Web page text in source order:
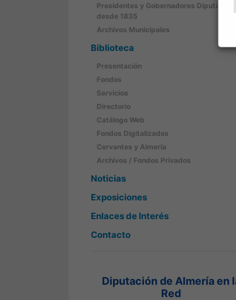
Presidentes y Gobernadores Diputación
desde 1835
Archivos Municipales
Biblioteca
Presentación
Fondos
Servicios
Directorio
Catálogo Web
Fondos Digitalizados
Cervantes y Almería
Archivos / Fondos Privados
Noticias
Exposiciones
Enlaces de Interés
Contacto
Diputación de Almería en
Red